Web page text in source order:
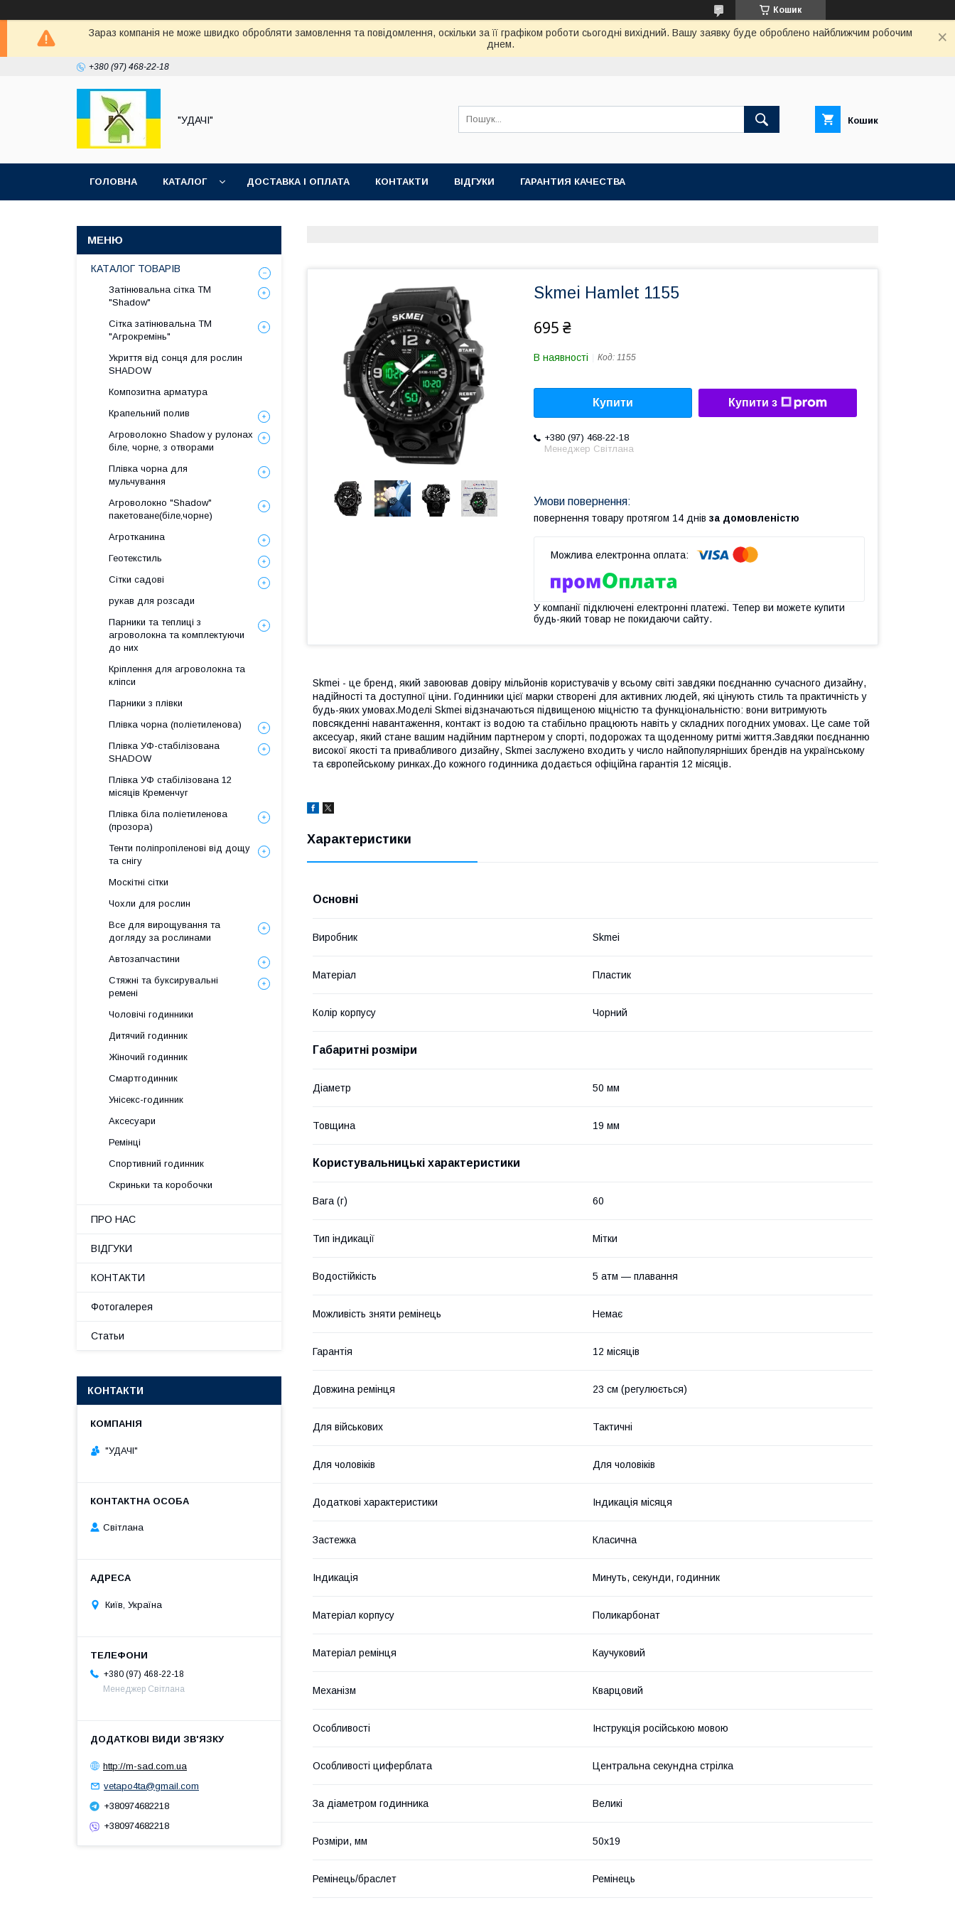
Кошик
Зараз компанія не може швидко обробляти замовлення та повідомлення, оскільки за її графіком роботи сьогодні вихідний. Вашу заявку буде оброблено найближчим робочим
днем.
+380 (97) 468-22-18
"УДАЧІ" Кошик
ГОЛОВНА КАТАЛОГ ДОСТАВКА І ОПЛАТА КОНТАКТИ ВІДГУКИ ГАРАНТИЯ КАЧЕСТВА
Skmei Hamlet 1155
695 ₴
В наявності Код: 1155
Купити Купити з
+380 (97) 468-22-18
Менеджер Світлана
повернення товару протягом 14 днів за домовленістю
У компанії підключені електронні платежі. Тепер ви можете купити
будь-який товар не покидаючи сайту.
Skmei - це бренд, який завоював довіру мільйонів користувачів у всьому світі завдяки поєднанню сучасного дизайну,
надійності та доступної ціни. Годинники цієї марки створені для активних людей, які цінують стиль та практичність у
будь-яких умовах.Моделі Skmei відзначаються підвищеною міцністю та функціональністю: вони витримують
повсякденні навантаження, контакт із водою та стабільно працюють навіть у складних погодних умовах. Це саме той
аксесуар, який стане вашим надійним партнером у спорті, подорожах та щоденному ритмі життя.Завдяки поєднанню
високої якості та привабливого дизайну, Skmei заслужено входить у число найпопулярніших брендів на українському
та європейському ринках.До кожного годинника додається офіційна гарантія 12 місяців.
Характеристики
Основні
Виробник Skmei
Матеріал Пластик
Колір корпусу Чорний
Габаритні розміри
Діаметр 50 мм
Товщина 19 мм
Користувальницькі характеристики
Вага (г) 60
Тип індикації Мітки
Водостійкість 5 атм — плавання
Можливість зняти ремінець Немає
Гарантія 12 місяців
Довжина ремінця 23 см (регулюється)
Для військових Тактичні
Для чоловіків Для чоловіків
Додаткові характеристики Індикація місяця
Застежка Класична
Індикація Минуть, секунди, годинник
Матеріал корпусу Поликарбонат
Матеріал ремінця Каучуковий
Механізм Кварцовий
Особливості Інструкція російською мовою
Особливості циферблата Центральна секундна стрілка
За діаметром годинника Великі
Розміри, мм 50х19
Ремінець/браслет Ремінець
КАТАЛОГ ТОВАРІВ
Затінювальна сітка ТМ
"Shadow"
Сітка затінювальна ТМ
"Агрокремінь"
Укриття від сонця для рослин
SHADOW
Композитна арматура
Крапельний полив
Агроволокно Shadow у рулонах
біле, чорне, з отворами
Плівка чорна для
мульчування
Агроволокно "Shadow"
пакетоване(біле,чорне)
Агротканина
Геотекстиль
Сітки садові
рукав для розсади
Парники та теплиці з
агроволокна та комплектуючи
до них
Кріплення для агроволокна та
кліпси
Парники з плівки
Плівка чорна (поліетиленова)
Плівка УФ-стабілізована
SHADOW
Плівка УФ стабілізована 12
місяців Кременчуг
Плівка біла поліетиленова
(прозора)
Тенти поліпропіленові від дощу
та снігу
Москітні сітки
Чохли для рослин
Все для вирощування та
догляду за рослинами
Автозапчастини
Стяжні та буксирувальні
ремені
Чоловічі годинники
Дитячий годинник
Жіночий годинник
Смартгодинник
Унісекс-годинник
Аксесуари
Ремінці
Спортивний годинник
Скриньки та коробочки
ПРО НАС
ВІДГУКИ
КОНТАКТИ
Фотогалерея
Статьи
КОНТАКТИ
"УДАЧІ"
Світлана
Київ, Україна
+380 (97) 468-22-18
Менеджер Світлана
http://m-sad.com.ua
vetapo4ta@gmail.com
+380974682218
+380974682218